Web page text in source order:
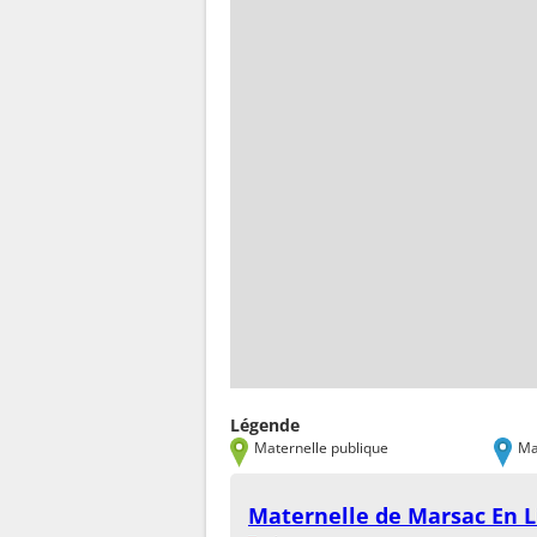
Légende
Maternelle publique
Maternelle de Marsac En